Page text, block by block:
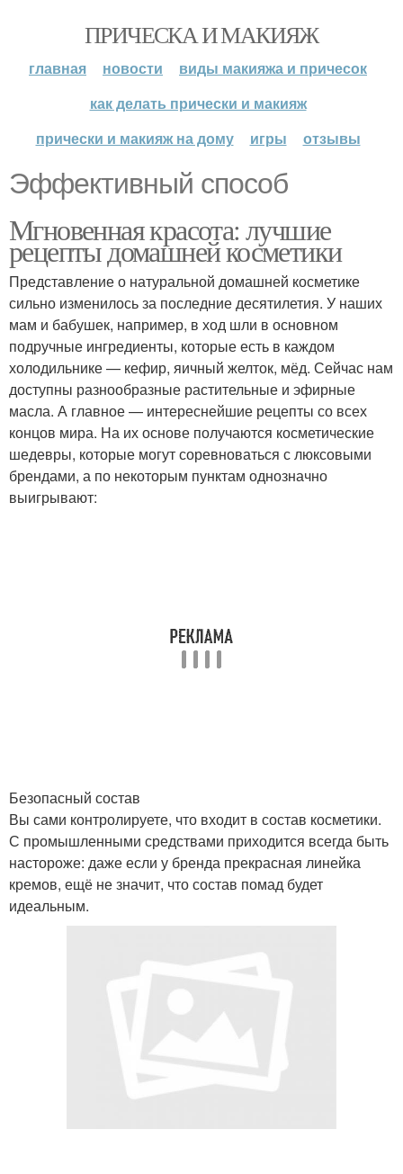
ПРИЧЕСКА И МАКИЯЖ
главная новости
виды макияжа и причесок
как делать прически и макияж
прически и макияж на дому
игры отзывы
Эффективный способ
Мгновенная красота: лучшие
рецепты домашней косметики
Представление о натуральной домашней косметике
сильно изменилось за последние десятилетия. У наших
мам и бабушек, например, в ход шли в основном
подручные ингредиенты, которые есть в каждом
холодильнике — кефир, яичный желток, мёд. Сейчас нам
доступны разнообразные растительные и эфирные
масла. А главное — интереснейшие рецепты со всех
концов мира. На их основе получаются косметические
шедевры, которые могут соревноваться с люксовыми
брендами, а по некоторым пунктам однозначно
выигрывают:
Безопасный состав
Вы сами контролируете, что входит в состав косметики.
С промышленными средствами приходится всегда быть
настороже: даже если у бренда прекрасная линейка
кремов, ещё не значит, что состав помад будет
идеальным.